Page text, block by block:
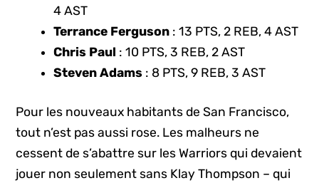
4 AST
Terrance Ferguson : 13 PTS, 2 REB, 4 AST
Chris Paul : 10 PTS, 3 REB, 2 AST
Steven Adams : 8 PTS, 9 REB, 3 AST
Pour les nouveaux habitants de San Francisco,
tout n’est pas aussi rose. Les malheurs ne
cessent de s’abattre sur les Warriors qui devaient
jouer non seulement sans Klay Thompson – qui